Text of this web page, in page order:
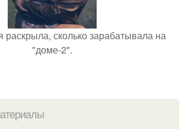
раскрыла, сколько зарабатывала на
"доме-2".